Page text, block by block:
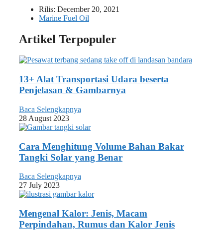
Rilis: December 20, 2021
Marine Fuel Oil
Artikel Terpopuler
13+ Alat Transportasi Udara beserta
Penjelasan & Gambarnya
Baca Selengkapnya
28 August 2023
Cara Menghitung Volume Bahan Bakar
Tangki Solar yang Benar
Baca Selengkapnya
27 July 2023
Mengenal Kalor: Jenis, Macam
Perpindahan, Rumus dan Kalor Jenis